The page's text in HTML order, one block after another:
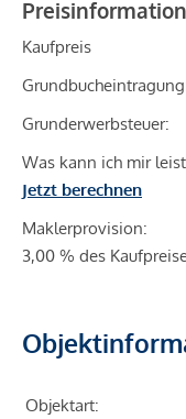
Kaufpreis
Grunderwerbsteuer:
Was kann ich mir
Jetzt berechnen
Maklerprovision:
3,00 % des
Objektart: